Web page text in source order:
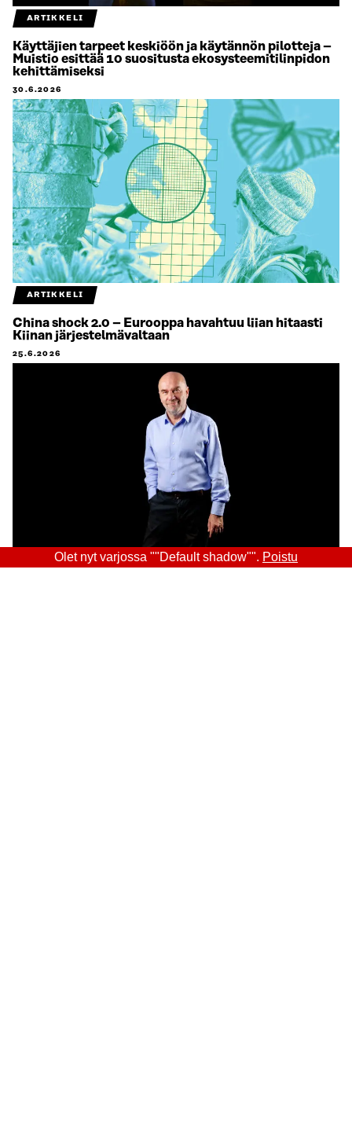
ARTIKKELI
Käyttäjien tarpeet keskiöön ja käytännön pilotteja –
Muistio esittää 10 suositusta ekosysteemitilinpidon
kehittämiseksi
30.6.2026
ARTIKKELI
China shock 2.0 – Eurooppa havahtuu liian hitaasti
Kiinan järjestelmävaltaan
25.6.2026
Olet nyt varjossa ""Default shadow"". Poistu